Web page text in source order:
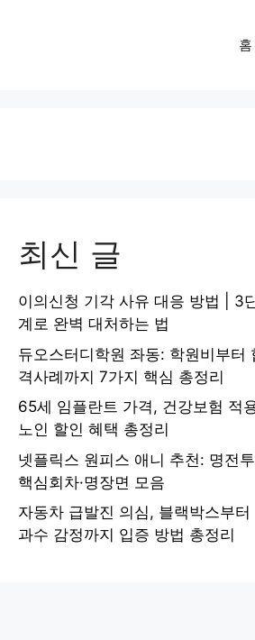
홈
최신 글
이의신청 기각 사유 대응 방법 | 3
계로 완벽 대처하는 법
듀오스터디학원 좌동: 학원비부터
격사례까지 7가지 핵심 총정리
65세 임플란트 가격, 건강보험 적
노인 할인 혜택 총정리
넷플릭스 원피스 애니 추천: 명전투
핵심회차·명장면 모음
자동차 급발진 의심, 블랙박스부터
과수 감정까지 입증 방법 총정리